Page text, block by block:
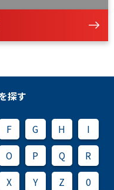
探す
F G H
I
O P Q
R
X Y Z
0